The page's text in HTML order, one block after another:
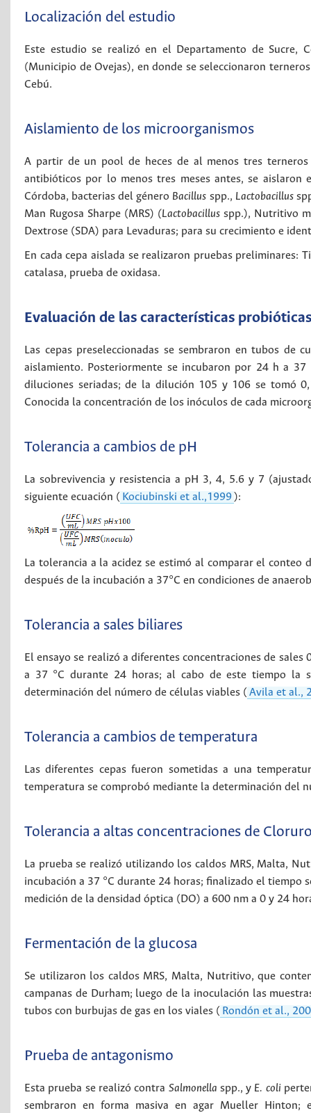
Localización del estudio
Este estudio se realizó en el Departamento de Sucre,
(Municipio de Ovejas), en donde se seleccionaron
Cebú.
Aislamiento de los microorganismos
A partir de un pool de heces de al menos tres
antibióticos por lo menos tres meses antes, se aislaron
Córdoba, bacterias del género Bacillus spp., Lactobacillus
Man Rugosa Sharpe (MRS) (Lactobacillus spp.), Nutritivo
Dextrose (SDA) para Levaduras; para su crecimiento e
En cada cepa aislada se realizaron pruebas
catalasa, prueba de oxidasa.
Evaluación de las características
Las cepas preseleccionadas se sembraron en tubos
aislamiento. Posteriormente se incubaron por 24 h a
diluciones seriadas; de la dilución 105 y 106 se tomó
Conocida la concentración de los inóculos de cada
Tolerancia a cambios de pH
La sobrevivencia y resistencia a pH 3, 4, 5.6 y 7
siguiente ecuación ( Kociubinski et al.,1999 ):
La tolerancia a la acidez se estimó al comparar el conteo
después de la incubación a 37°C en condiciones de
Tolerancia a sales biliares
El ensayo se realizó a diferentes concentraciones de
a 37 °C durante 24 horas; al cabo de este tiempo la
determinación del número de células viables ( Avila et al.,
Tolerancia a cambios de temperatura
Las diferentes cepas fueron sometidas a una
temperatura se comprobó mediante la determinación del
Tolerancia a altas concentraciones de
La prueba se realizó utilizando los caldos MRS, Malta,
incubación a 37 °C durante 24 horas; finalizado el tiempo
medición de la densidad óptica (DO) a 600 nm a 0 y 24
Fermentación de la glucosa
Se utilizaron los caldos MRS, Malta, Nutritivo, que
campanas de Durham; luego de la inoculación las
tubos con burbujas de gas en los viales ( Rondón et al.,
Prueba de antagonismo
Esta prueba se realizó contra Salmonella spp., y E. coli
sembraron en forma masiva en agar Mueller Hinton;